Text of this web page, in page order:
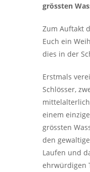
grössten
Zum Auftakt
Euch ein
dies in der
Erstmals
Schlösser,
einem
grössten
den
Laufen und
ehrwürdigen